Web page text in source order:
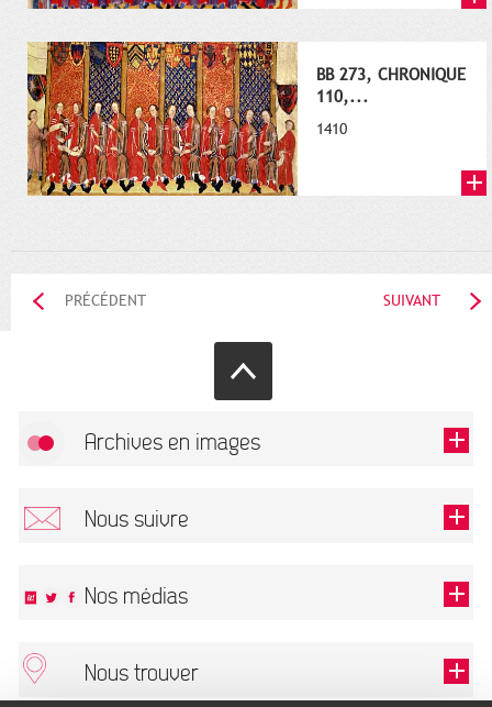
BB 273, CHRONIQUE
110,...
1410
PRÉCÉDENT SUIVANT
Archives en images
Nous suivre
Ce champ est exigé.
Nos médias
Nous trouver